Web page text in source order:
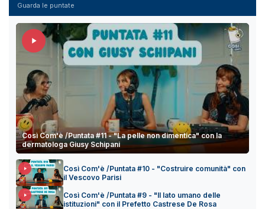
Guarda le puntate
Così Com'è /Puntata #11 - "La pelle non dimentica" con la
dermatologa Giusy Schipani
Così Com'è /Puntata #10 - "Costruire comunità" con
il Vescovo Parisi
Così Com'è /Puntata #9 - "Il lato umano delle
istituzioni" con il Prefetto Castrese De Rosa